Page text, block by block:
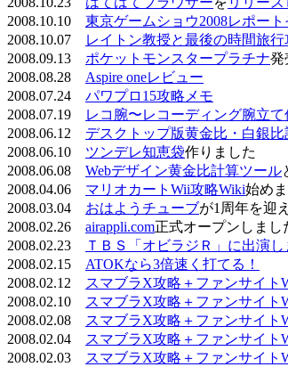
2008.10.10 東京ゲームショウ2008レポート
2008.10.07
レイトン教授と最後の時間旅行
2008.09.13 ポケットモンスタープラチナ発
2008.08.28 Aspire oneレビュー
2008.07.24 パワプロ15攻略メモ
2008.07.19
レコ腕〜レコーディング腕立
2008.06.12 デスクトップ版黄金比・白銀
2008.06.10 ツンデレ知恵袋作りました
2008.06.08 Webデザイン黄金比計算ツール
2008.04.06 マリオカートWii攻略Wiki始め
2008.03.04 おはようチューブが1周年を迎
2008.02.26 airappli.com正式オープンしまし
2008.02.23
ＴＢＳ「オビラジＲ」に出演し
2008.02.15 ATOKなら3倍速く打てる！
2008.02.12
スマブラX攻略＋ファンサイト
2008.02.10
スマブラX攻略＋ファンサイト
2008.02.08
スマブラX攻略＋ファンサイト
2008.02.04
スマブラX攻略＋ファンサイト
2008.02.03
スマブラX攻略＋ファンサイト